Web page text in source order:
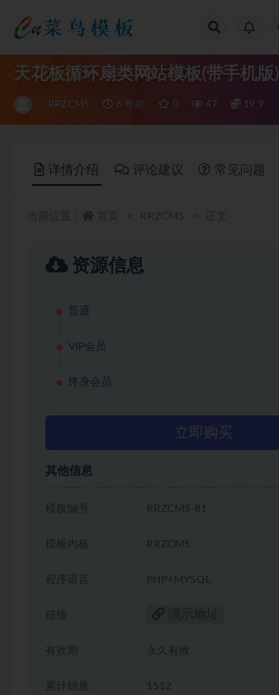
天花板循环扇类网站模板(带手机版)
RRZCMS 6 年前 0 47 19.9
详情介绍 评论建议 常见问题
资源信息
普通
VIP会员
终身会员
立即购买
其他信息
模板编号 RRZCMS-81
模板内核 RRZCMS
程序语言 PHP+MYSQL
链接
有效期 永久有效
累计销量 1512